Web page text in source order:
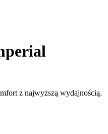
z najwyższą wydajnością.